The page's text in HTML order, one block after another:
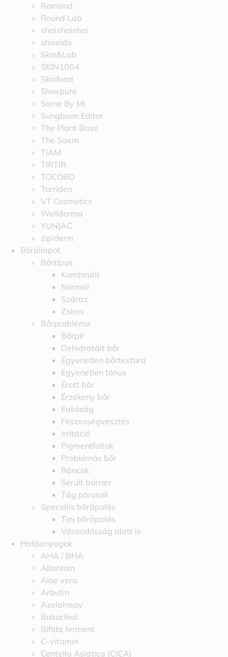
Romand
Round Lab
shaishaishai
shiseido
Skin&Lab
SKIN1004
Skinfood
Slowpure
Some By Mi
Sungboon Editor
The Plant Base
The Saem
TIAM
TIRTIR
TOCOBO
Torriden
VT Cosmetics
Wellderma
YUNJAC
zipiderm
Bőrállapot
Bőrtípus
Kombinált
Normál
Száraz
Zsíros
Bőrprobléma
Bőrpír
Dehidratált bőr
Egyenetlen bőrtextúra
Egyenetlen tónus
Érett bőr
Érzékeny bőr
Fakóság
Feszességvesztés
Irritáció
Pigmentfoltok
Problémás bőr
Ráncok
Sérült barrier
Tág pórusok
Speciális bőrápolás
Tini bőrápolás
Várandósság alatt is
Hatóanyagok
AHA / BHA
Allantoin
Aloe vera
Arbutin
Azelainsav
Bakuchiol
Bifida ferment
C-vitamin
Centella Asiatica (CICA)